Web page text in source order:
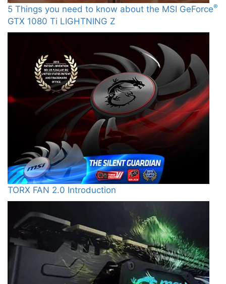
5 Things you need to know about the MSI GeForce®
GTX 1080 Ti LIGHTNING Z
TORX FAN 2.0 Introduction